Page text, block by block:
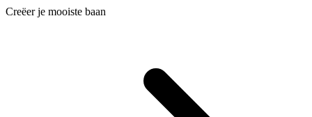
Creëer je mooiste baan